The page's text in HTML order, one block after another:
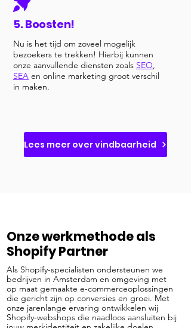
5. Boosten!
Nu is het tijd om zoveel mogelijk
bezoekers te trekken! Hierbij kunnen
onze aanvullende diensten zoals SEO,
SEA en online marketing groot verschil
in maken.
Lees meer over vindbaarheid
Onze werkmethode als
Shopify Partner
Als Shopify-specialisten ondersteunen we
bedrijven in Amsterdam en omgeving met
op maat gemaakte e-commerceoplossingen
die gericht zijn op conversies en groei. Met
onze jarenlange ervaring ontwikkelen wij
Shopify-webshops die naadloos aansluiten bij